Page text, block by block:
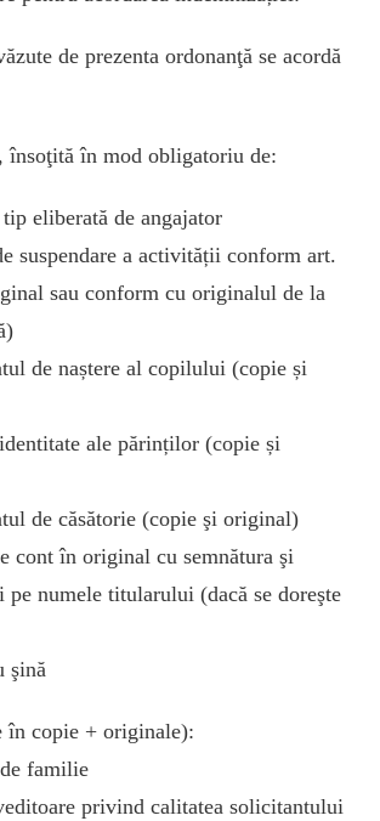
de prezenta ordonanţă se acordă
însoţită în mod obligatoriu de:
eliberată de angajator
a activității conform art.
sau conform cu originalul de la
naștere al copilului (copie și
ale părinților (copie și
de căsătorie (copie şi original)
în original cu semnătura şi
pe numele titularului (dacă se doreşte
în copie + originale):
familie
privind calitatea solicitantului